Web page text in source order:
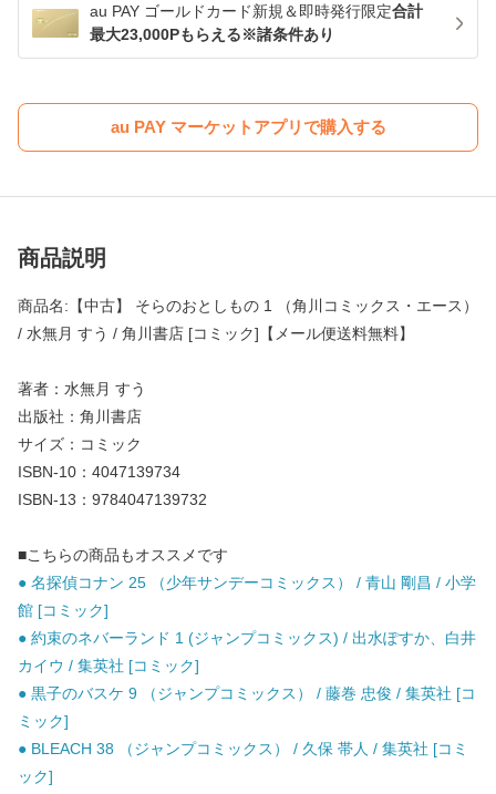
au PAY ゴールドカード新規＆即時発行限定合計
最大23,000Pもらえる※諸条件あり
au PAY マーケットアプリで購入する
商品説明
商品名:【中古】 そらのおとしもの 1 （角川コミックス・エース）
/ 水無月 すう / 角川書店 [コミック]【メール便送料無料】
著者：水無月 すう
出版社：角川書店
サイズ：コミック
ISBN-10：4047139734
ISBN-13：9784047139732
■こちらの商品もオススメです
● 名探偵コナン 25 （少年サンデーコミックス） / 青山 剛昌 / 小学
館 [コミック]
● 約束のネバーランド 1 (ジャンプコミックス) / 出水ぽすか、白井
カイウ / 集英社 [コミック]
● 黒子のバスケ 9 （ジャンプコミックス） / 藤巻 忠俊 / 集英社 [コ
ミック]
● BLEACH 38 （ジャンプコミックス） / 久保 帯人 / 集英社 [コミ
ック]